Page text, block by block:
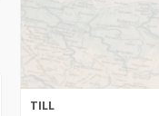
TILL